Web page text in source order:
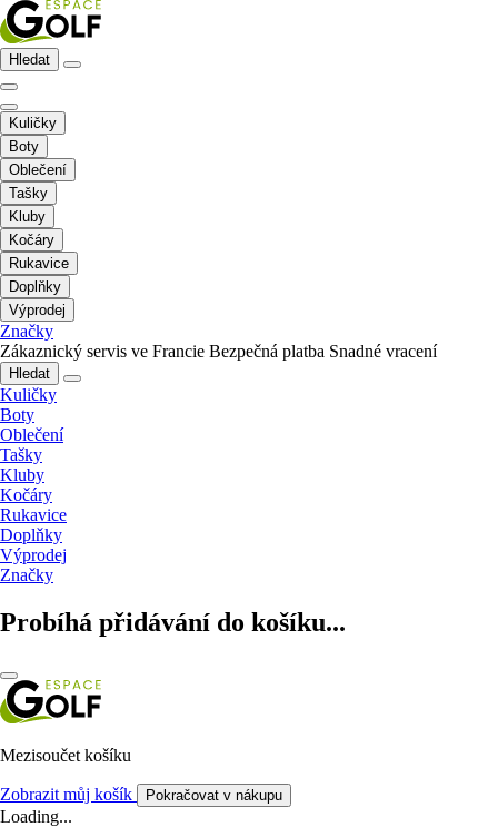
Hledat
Kuličky
Boty
Oblečení
Tašky
Kluby
Kočáry
Rukavice
Doplňky
Výprodej
Značky
Zákaznický servis ve Francie Bezpečná platba Snadné vracení
Hledat
Kuličky
Boty
Oblečení
Tašky
Kluby
Kočáry
Rukavice
Doplňky
Výprodej
Značky
Probíhá přidávání do košíku...
Mezisoučet košíku
Zobrazit můj košík Pokračovat v nákupu
Loading...